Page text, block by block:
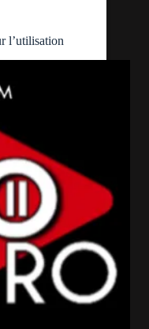
l’utilisation